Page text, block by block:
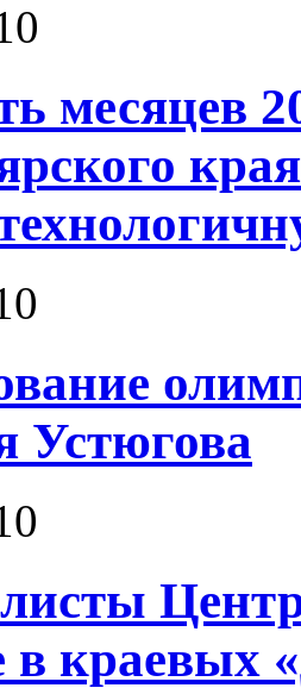
месяцев
Устюгова
в краевых